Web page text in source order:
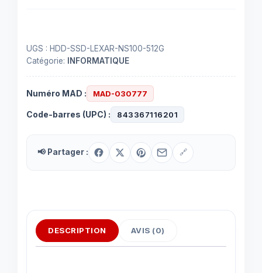
UGS : HDD-SSD-LEXAR-NS100-512G
Catégorie:
INFORMATIQUE
Numéro MAD : MAD-030777
Code-barres (UPC) : 843367116201
📢 Partager : 🔗
DESCRIPTION AVIS (0)